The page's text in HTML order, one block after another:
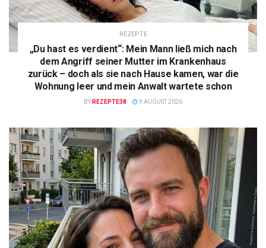
REZEPTE
„Du hast es verdient“: Mein Mann ließ mich nach
dem Angriff seiner Mutter im Krankenhaus
zurück – doch als sie nach Hause kamen, war die
Wohnung leer und mein Anwalt wartete schon
BY REZEPTE38 9 AUGUST 2026